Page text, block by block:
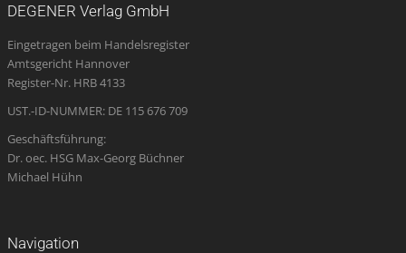
new
window
new
window
new
window
opens
in
new
new
DEGENER Verlag GmbH
Eingetragen beim Handelsregister
Amtsgericht Hannover
Register-Nr. HRB 4133
UST.-ID-NUMMER: DE 115 676 709
Geschäftsführung:
Dr. oec. HSG Max-Georg Büchner
Michael Hühn
Navigation